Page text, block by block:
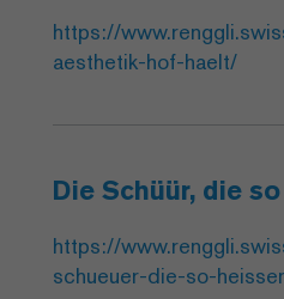
https://
aesthetik-hof-haelt/
Die Schüür, die
https://
schueuer-die-so-